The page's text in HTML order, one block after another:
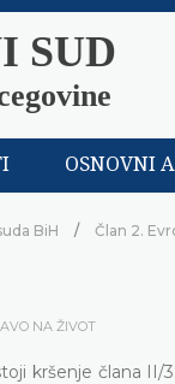
SUD
OSNOVNI
BiH Član 2.
NA ŽIVOT
kršenje člana